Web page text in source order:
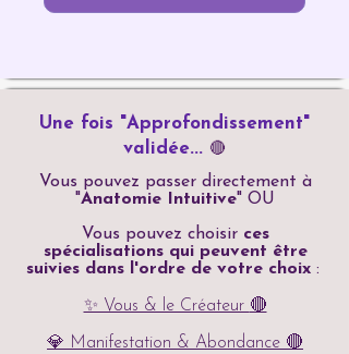
Une fois "Approfondissement"
validée... 🔴
Vous pouvez passer directement à
"Anatomie Intuitive" OU
Vous pouvez choisir ces
spécialisations qui peuvent être
suivies dans l'ordre de votre choix:
✨ Vous & le Créateur 🔴
💎 Manifestation & Abondance 🔴